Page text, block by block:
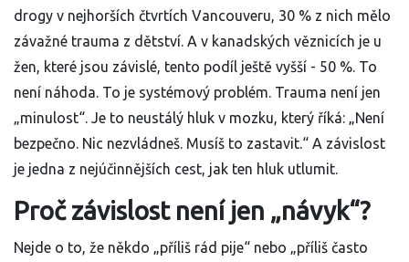
drogy v nejhorších čtvrtích Vancouveru, 30 % z nich mělo
závažné trauma z dětství. A v kanadských věznicích je u
žen, které jsou závislé, tento podíl ještě vyšší - 50 %. To
není náhoda. To je systémový problém. Trauma není jen
„minulost“. Je to neustálý hluk v mozku, který říká: „Není
bezpečno. Nic nezvládneš. Musíš to zastavit.“ A závislost
je jedna z nejúčinnějších cest, jak ten hluk utlumit.
Proč závislost není jen „návyk“?
Nejde o to, že někdo „příliš rád pije“ nebo „příliš často